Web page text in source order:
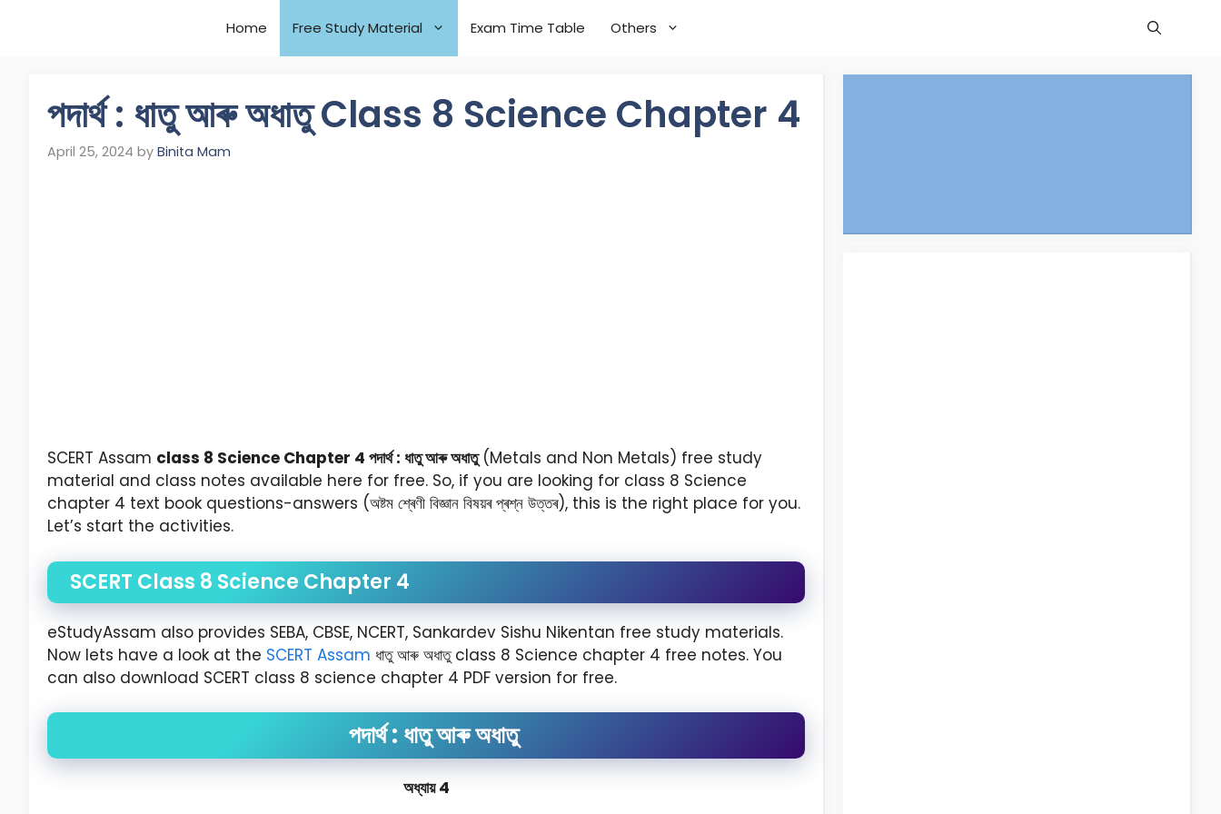
Home Free Study Material Exam Time Table Others
পদাৰ্থ : ধাতু আৰু অধাতু Class 8 Science Chapter 4
April 25, 2024 by Binita Mam
SCERT Assam class 8 Science Chapter 4 পদাৰ্থ : ধাতু আৰু অধাতু(Metals and Non Metals) free study
material and class notes available here for free. So, if you are looking for class 8 Science
chapter 4 text book questions-answers (অষ্টম শ্ৰেণী বিজ্ঞান বিষয়ৰ প্ৰশ্ন উত্তৰ), this is the right place for you.
Let’s start the activities.
SCERT Class 8 Science Chapter 4
eStudyAssam also provides SEBA, CBSE, NCERT, Sankardev Sishu Nikentan free study materials.
Now lets have a look at the SCERT Assam ধাতু আৰু অধাতু class 8 Science chapter 4 free notes. You
can also download SCERT class 8 science chapter 4 PDF version for free.
পদাৰ্থ : ধাতু আৰু অধাতু
অধ্যায় 4